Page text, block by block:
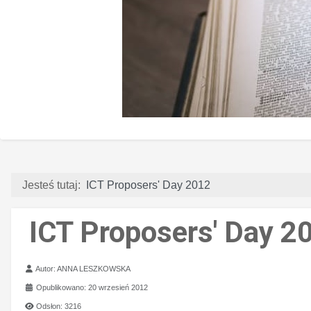
Jesteś tutaj: ICT Proposers' Day 2012
ICT Proposers' Day
Szczegóły
Autor:ANNA LESZKOWSKA
Opublikowano: 20 wrzesień 2012
Odsłon: 3216